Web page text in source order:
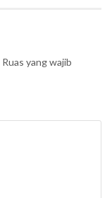
Ruas yang wajib